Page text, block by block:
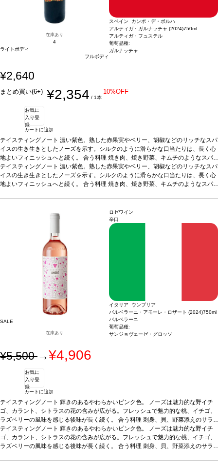
在庫あり
4
ライトボディ
フルボディ
スペイン カンポ・デ・ボルハ
アルティガ・ガルナッチャ (2024)750ml
アルティガ・フュステル
葡萄品種:
ガルナッチャ
¥2,640
まとめ買い(6+) ¥2,354 / 1本
10%OFF
お気に
入り登
録
カートに追加
テイスティングノート 濃い紫色。熟した赤果実やベリー、胡椒などのリッチなスパ
イスの生き生きとしたノーズを示す。シルクのように滑らかな口当たりは、長く心
地よいフィニッシュへと続く。 合う料理 焼き肉、焼き野菜、キムチのようなスパ
イスの効いた一品などと好相性。イベリコハムやチョリソーなど、伝統的なスペイ
ン料理とも愉しめる。葡萄品種100% ガルナッチャ*本ヴィンテージが在庫切れの
場合、在庫があり価格が同様の場合は自動的に次のヴィンテージに変更されます、
テイスティングノート 濃い紫色。熟した赤果実やベリー、胡椒などのリッチなスパ
イスの生き生きとしたノーズを示す。シルクのように滑らかな口当たりは、長く心
地よいフィニッシュへと続く。 合う料理 焼き肉、焼き野菜、キムチのようなスパ
場合、在庫があり価格が同様の場合は自動的に次のヴィンテージに変更されます、
SALE
在庫あり
ロゼワイン
辛口
イタリア ウンブリア
バルベラーニ・アモーレ・ロザート (2024)750ml
バルベラーニ
葡萄品種:
サンジョヴェーゼ・グロッソ
¥5,500→¥4,906
お気に
入り登
録
カートに追加
テイスティングノート 輝きのあるやわらかいピンク色。 ノーズは魅力的な野イチ
ゴ、カラント、シトラスの花の含みが広がる。フレッシュで魅力的な桃、イチゴ、
ラズベリーの風味を感じる後味が長く続く。 合う料理 刺身、貝、野菜添えのサラ
ダ、アイスクリームや新鮮なフルーツなどと好相性。葡萄品種100% サンジョベ
ーゼ・グロッソ認証ビオディナミ認証、ヴィーガンワイン*本ヴィンテージが在庫
切れの場合、在庫があり価格が同様の場合は自動的に次のヴィンテージに変更され
テイスティングノート 輝きのあるやわらかいピンク色。 ノーズは魅力的な野イチ
ゴ、カラント、シトラスの花の含みが広がる。フレッシュで魅力的な桃、イチゴ、
ラズベリーの風味を感じる後味が長く続く。 合う料理 刺身、貝、野菜添えのサラ